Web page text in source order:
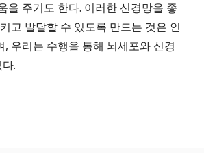
을 주기도 한다. 이러한 신경망을 좋
고 발달할 수 있도록 만드는 것은 인
, 우리는 수행을 통해 뇌세포와 신경
.